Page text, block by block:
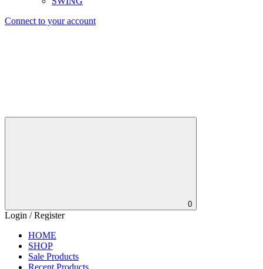
Connect to your account
0
Login / Register
HOME
SHOP
Sale Products
Recent Products